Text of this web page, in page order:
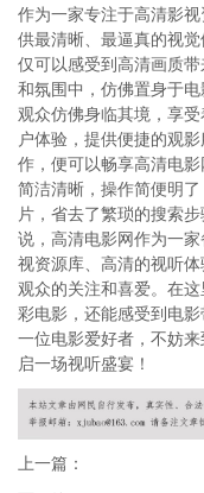
作为一家专注于高清影
供最清晰、最逼真的视
仅可以感受到高清画质
和氛围中，仿佛置身于
观众仿佛身临其境，享
户体验，提供便捷的观
作，便可以畅享高清电
简洁清晰，操作简便明
片，省去了繁琐的搜索
说，高清电影网作为一
视资源库、高清的视听
观众的关注和喜爱。在
彩电影，还能感受到电
一位电影爱好者，不妨
启一场视听盛宴！
上一篇：